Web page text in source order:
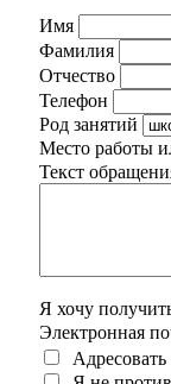
Имя
Фамилия
Отчество
Телефон
Род занятий
Место работы
Текст
Я хочу
Электронная